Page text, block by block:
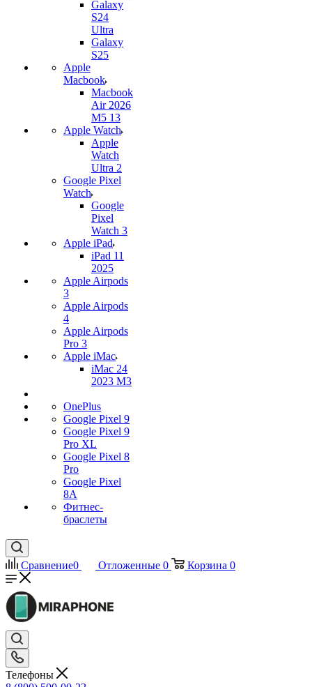
Galaxy
S24
Ultra
Galaxy
S25
Apple
Macbook
Macbook
Air 2026
M5 13
Apple Watch
Apple
Watch
Ultra 2
Google Pixel
Watch
Google
Pixel
Watch 3
Apple iPad
iPad 11
2025
Apple Airpods
3
Apple Airpods
4
Apple Airpods
Pro 3
Apple iMac
iMac 24
2023 M3
OnePlus
Google Pixel 9
Google Pixel 9
Pro XL
Google Pixel 8
Pro
Google Pixel
8A
Фитнес-
браслеты
Сравнение0 Отложенные 0 Корзина 0
Телефоны